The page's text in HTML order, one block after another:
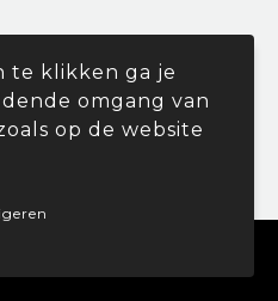
te klikken ga je
omgang van
op de website